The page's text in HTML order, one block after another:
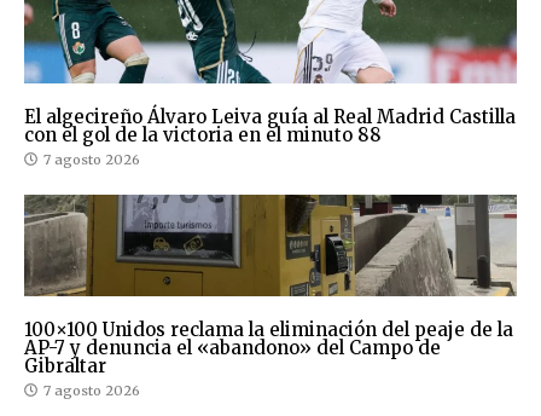
El algecireño Álvaro Leiva guía al Real Madrid Castilla
con el gol de la victoria en el minuto 88
7 agosto 2026
100×100 Unidos reclama la eliminación del peaje de la
AP-7 y denuncia el «abandono» del Campo de
Gibraltar
7 agosto 2026